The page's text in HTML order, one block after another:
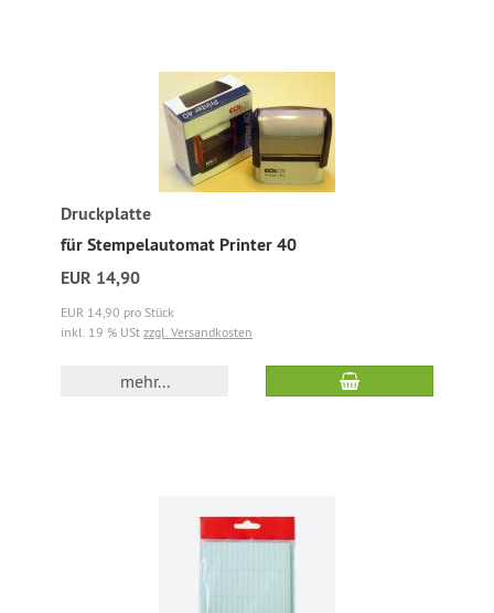
Druckplatte
für Stempelautomat Printer 40
EUR 14,90
EUR 14,90 pro Stück
inkl. 19 % USt zzgl. Versandkosten
mehr...